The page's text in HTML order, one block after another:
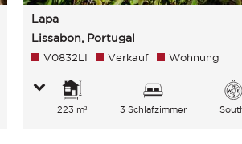
Lapa
Lissabon, Portugal
V0832LI Verkauf Wohnung
223 m² 3 Schlafzimmer